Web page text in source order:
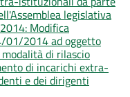
legislativa
Modifica
01/2014 ad oggetto
di rilascio
di incarichi extra-
e dei dirigenti